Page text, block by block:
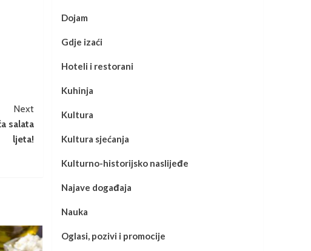
Next
salata
ljeta!
Dojam
Gdje izaći
Hoteli i restorani
Kuhinja
Kultura
Kultura sjećanja
Kulturno-historijsko naslijeđe
Najave događaja
Nauka
Oglasi, pozivi i promocije